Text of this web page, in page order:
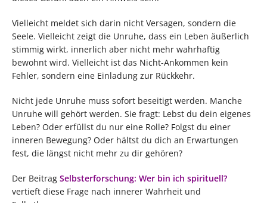
Vielleicht meldet sich darin nicht Versagen, sondern die
Seele. Vielleicht zeigt die Unruhe, dass ein Leben äußerlich
stimmig wirkt, innerlich aber nicht mehr wahrhaftig
bewohnt wird. Vielleicht ist das Nicht-Ankommen kein
Fehler, sondern eine Einladung zur Rückkehr.
Nicht jede Unruhe muss sofort beseitigt werden. Manche
Unruhe will gehört werden. Sie fragt: Lebst du dein eigenes
Leben? Oder erfüllst du nur eine Rolle? Folgst du einer
inneren Bewegung? Oder hältst du dich an Erwartungen
fest, die längst nicht mehr zu dir gehören?
Der Beitrag Selbsterforschung: Wer bin ich spirituell?
vertieft diese Frage nach innerer Wahrheit und